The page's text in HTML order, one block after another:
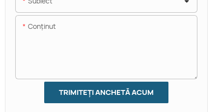
Conţinut
TRIMITEȚI ANCHETĂ ACUM